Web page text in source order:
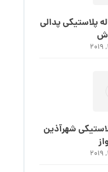
پلاستیکی پدالی
شهرآذین